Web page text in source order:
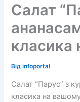
Салат
класика
Відinfoportal
Салат “Парус” з
класика на